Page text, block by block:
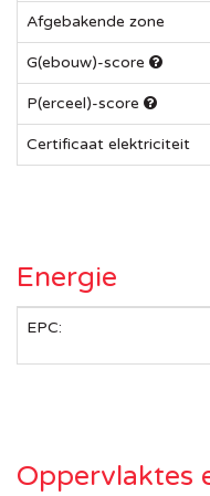
Afgebakende zone
G(ebouw)-score
P(erceel)-score
Certificaat elektriciteit
Energie
EPC:
Oppervlaktes